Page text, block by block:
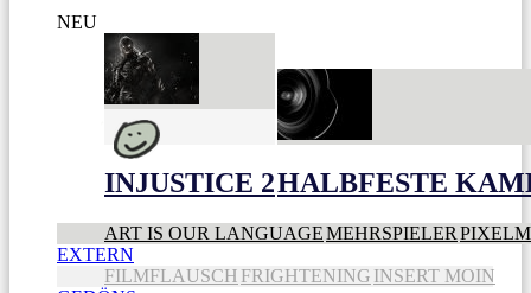
NEU
INJUSTICE 2HALBFESTE
ART IS OUR LANGUAGEMEHRSPIELER
EXTERN
FILMFLAUSCH FRIGHTENING INSERT MOIN